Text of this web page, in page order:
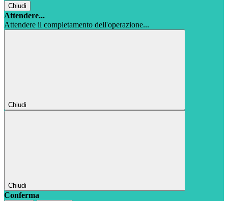
Chiudi
Attendere...
Attendere il completamento dell'operazione...
Chiudi
Chiudi
Conferma